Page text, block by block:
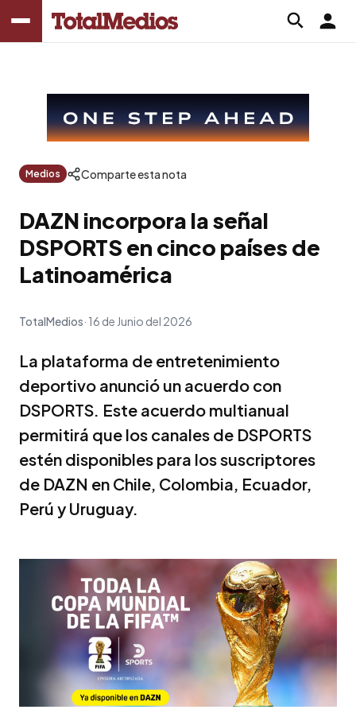
Medios Comparte esta nota
DAZN incorpora la señal
DSPORTS en cinco países de
Latinoamérica
TotalMedios 16 de Junio del 2026
La plataforma de entretenimiento
deportivo anunció un acuerdo con
DSPORTS. Este acuerdo multianual
permitirá que los canales de DSPORTS
estén disponibles para los suscriptores
de DAZN en Chile, Colombia, Ecuador,
Perú y Uruguay.